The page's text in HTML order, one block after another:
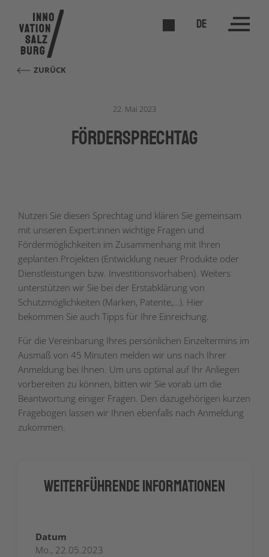
DE
ZURÜCK
22. Mai 2023
förderSPRECHTAG
Nutzen Sie diesen Sprechtag und klären Sie gemeinsam
mit unseren Expert:innen wichtige Fragen und
Fördermöglichkeiten im Zusammenhang mit Ihren
geplanten Projekten (Entwicklung neuer Produkte oder
Dienstleistungen bzw. Investitionsvorhaben). Weiters
unterstützen wir Sie bei der Erstabklärung von
Schutzmöglichkeiten (Marken, Patente,…). Hier
bekommen Sie auch Tipps für Ihre Einreichung.
Für die Vereinbarung Ihres persönlichen Einzeltermins im
Ausmaß von 45 Minuten melden wir uns nach Ihrer
Anmeldung bei Ihnen. Um uns optimal auf Ihr Anliegen
vorbereiten zu können, bitten wir Sie vorab um die
Beantwortung einiger Fragen. Den dazugehörigen kurzen
Fragebogen lassen wir Ihnen ebenfalls nach Anmeldung
zukommen.
Weiterführende Informationen
Datum
Mo., 22.05.2023